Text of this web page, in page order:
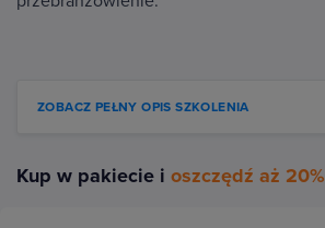
ZOBACZ PEŁNY OPIS SZKOLENIA
Kup w pakiecie i oszczędź aż 20%